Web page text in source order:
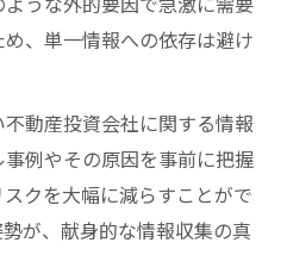
会社選びが成功を左右す
投資の心構えとは
府の市場に献身する意味
、単一情報への依存は避け
動産投資会社に関する情報
例やその原因を事前に把握
クを大幅に減らすことがで
が、献身的な情報収集の真